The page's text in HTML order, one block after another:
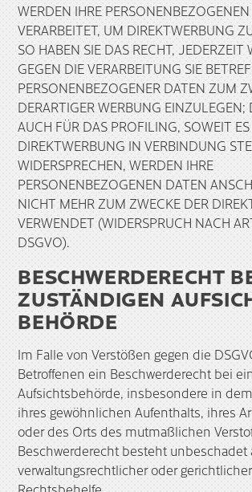
WERDEN IHRE
VERARBEITET, UM DIREKTWERBUNG
SO HABEN SIE DAS RECHT, JEDERZEIT
GEGEN DIE VERARBEITUNG SIE
PERSONENBEZOGENER DATEN ZUM
DERARTIGER WERBUNG EINZULEGEN;
AUCH FÜR DAS PROFILING, SOWEIT
DIREKTWERBUNG IN VERBINDUNG
WIDERSPRECHEN, WERDEN IHRE
PERSONENBEZOGENEN DATEN
NICHT MEHR ZUM ZWECKE DER
VERWENDET (WIDERSPRUCH NACH
DSGVO).
BESCHWERDE­RECHT
ZUSTÄNDIGEN
BEHÖRDE
Im Falle von Verstößen gegen die
Betroffenen ein Beschwerderecht bei
Aufsichtsbehörde, insbesondere in
ihres gewöhnlichen Aufenthalts, ihres
oder des Orts des mutmaßlichen
Beschwerderecht besteht unbeschadet
verwaltungsrechtlicher oder gerichtlicher